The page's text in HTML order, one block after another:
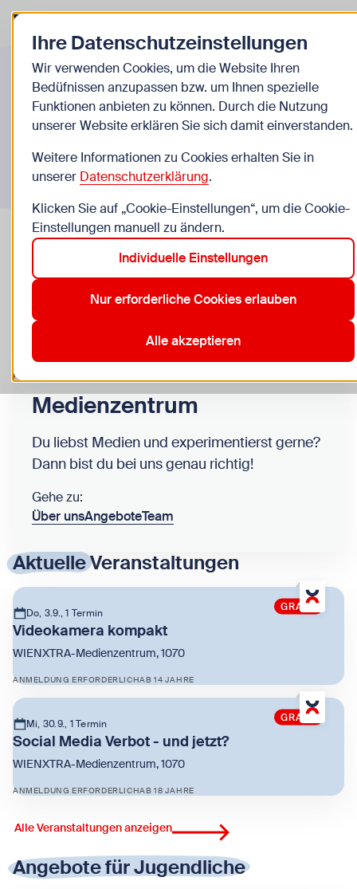
Zurück zur Startseite
Einrichtungen
Medienzentrum
Du liebst Medien und experimentierst gerne?
Dann bist du bei uns genau richtig!
Gehe zu:
Über unsAngeboteTeam
AktuelleVeranstaltungen
GRATIS
Do, 3.9., 1 Termin
Videokamera kompakt
WIENXTRA-Medienzentrum, 1070
ANMELDUNG ERFORDERLICHAB 14 JAHRE
Zeige Videokamera kompakt
GRATIS
Mi, 30.9., 1 Termin
Social Media Verbot - und jetzt?
WIENXTRA-Medienzentrum, 1070
ANMELDUNG ERFORDERLICHAB 18 JAHRE
Alle Veranstaltungen anzeigen
Angebote für Jugendliche
Ihre Datenschutzeinstellungen
Wir verwenden Cookies, um die Website Ihren
Bedüfnissen anzupassen bzw. um Ihnen spezielle
Funktionen anbieten zu können. Durch die Nutzung
unserer Website erklären Sie sich damit einverstanden.
Weitere Informationen zu Cookies erhalten Sie in
unserer Datenschutzerklärung.
Klicken Sie auf „Cookie-Einstellungen“, um die Cookie-
Einstellungen manuell zu ändern.
Individuelle Einstellungen
Nur erforderliche Cookies erlauben
Alle akzeptieren